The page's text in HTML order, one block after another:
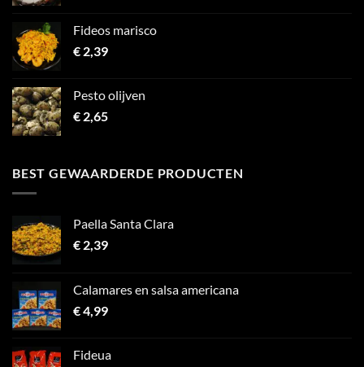
Fideos marisco
€ 2,39
Pesto olijven
€ 2,65
BEST GEWAARDERDE PRODUCTEN
Paella Santa Clara
€ 2,39
Calamares en salsa americana
€4,99
Fideua